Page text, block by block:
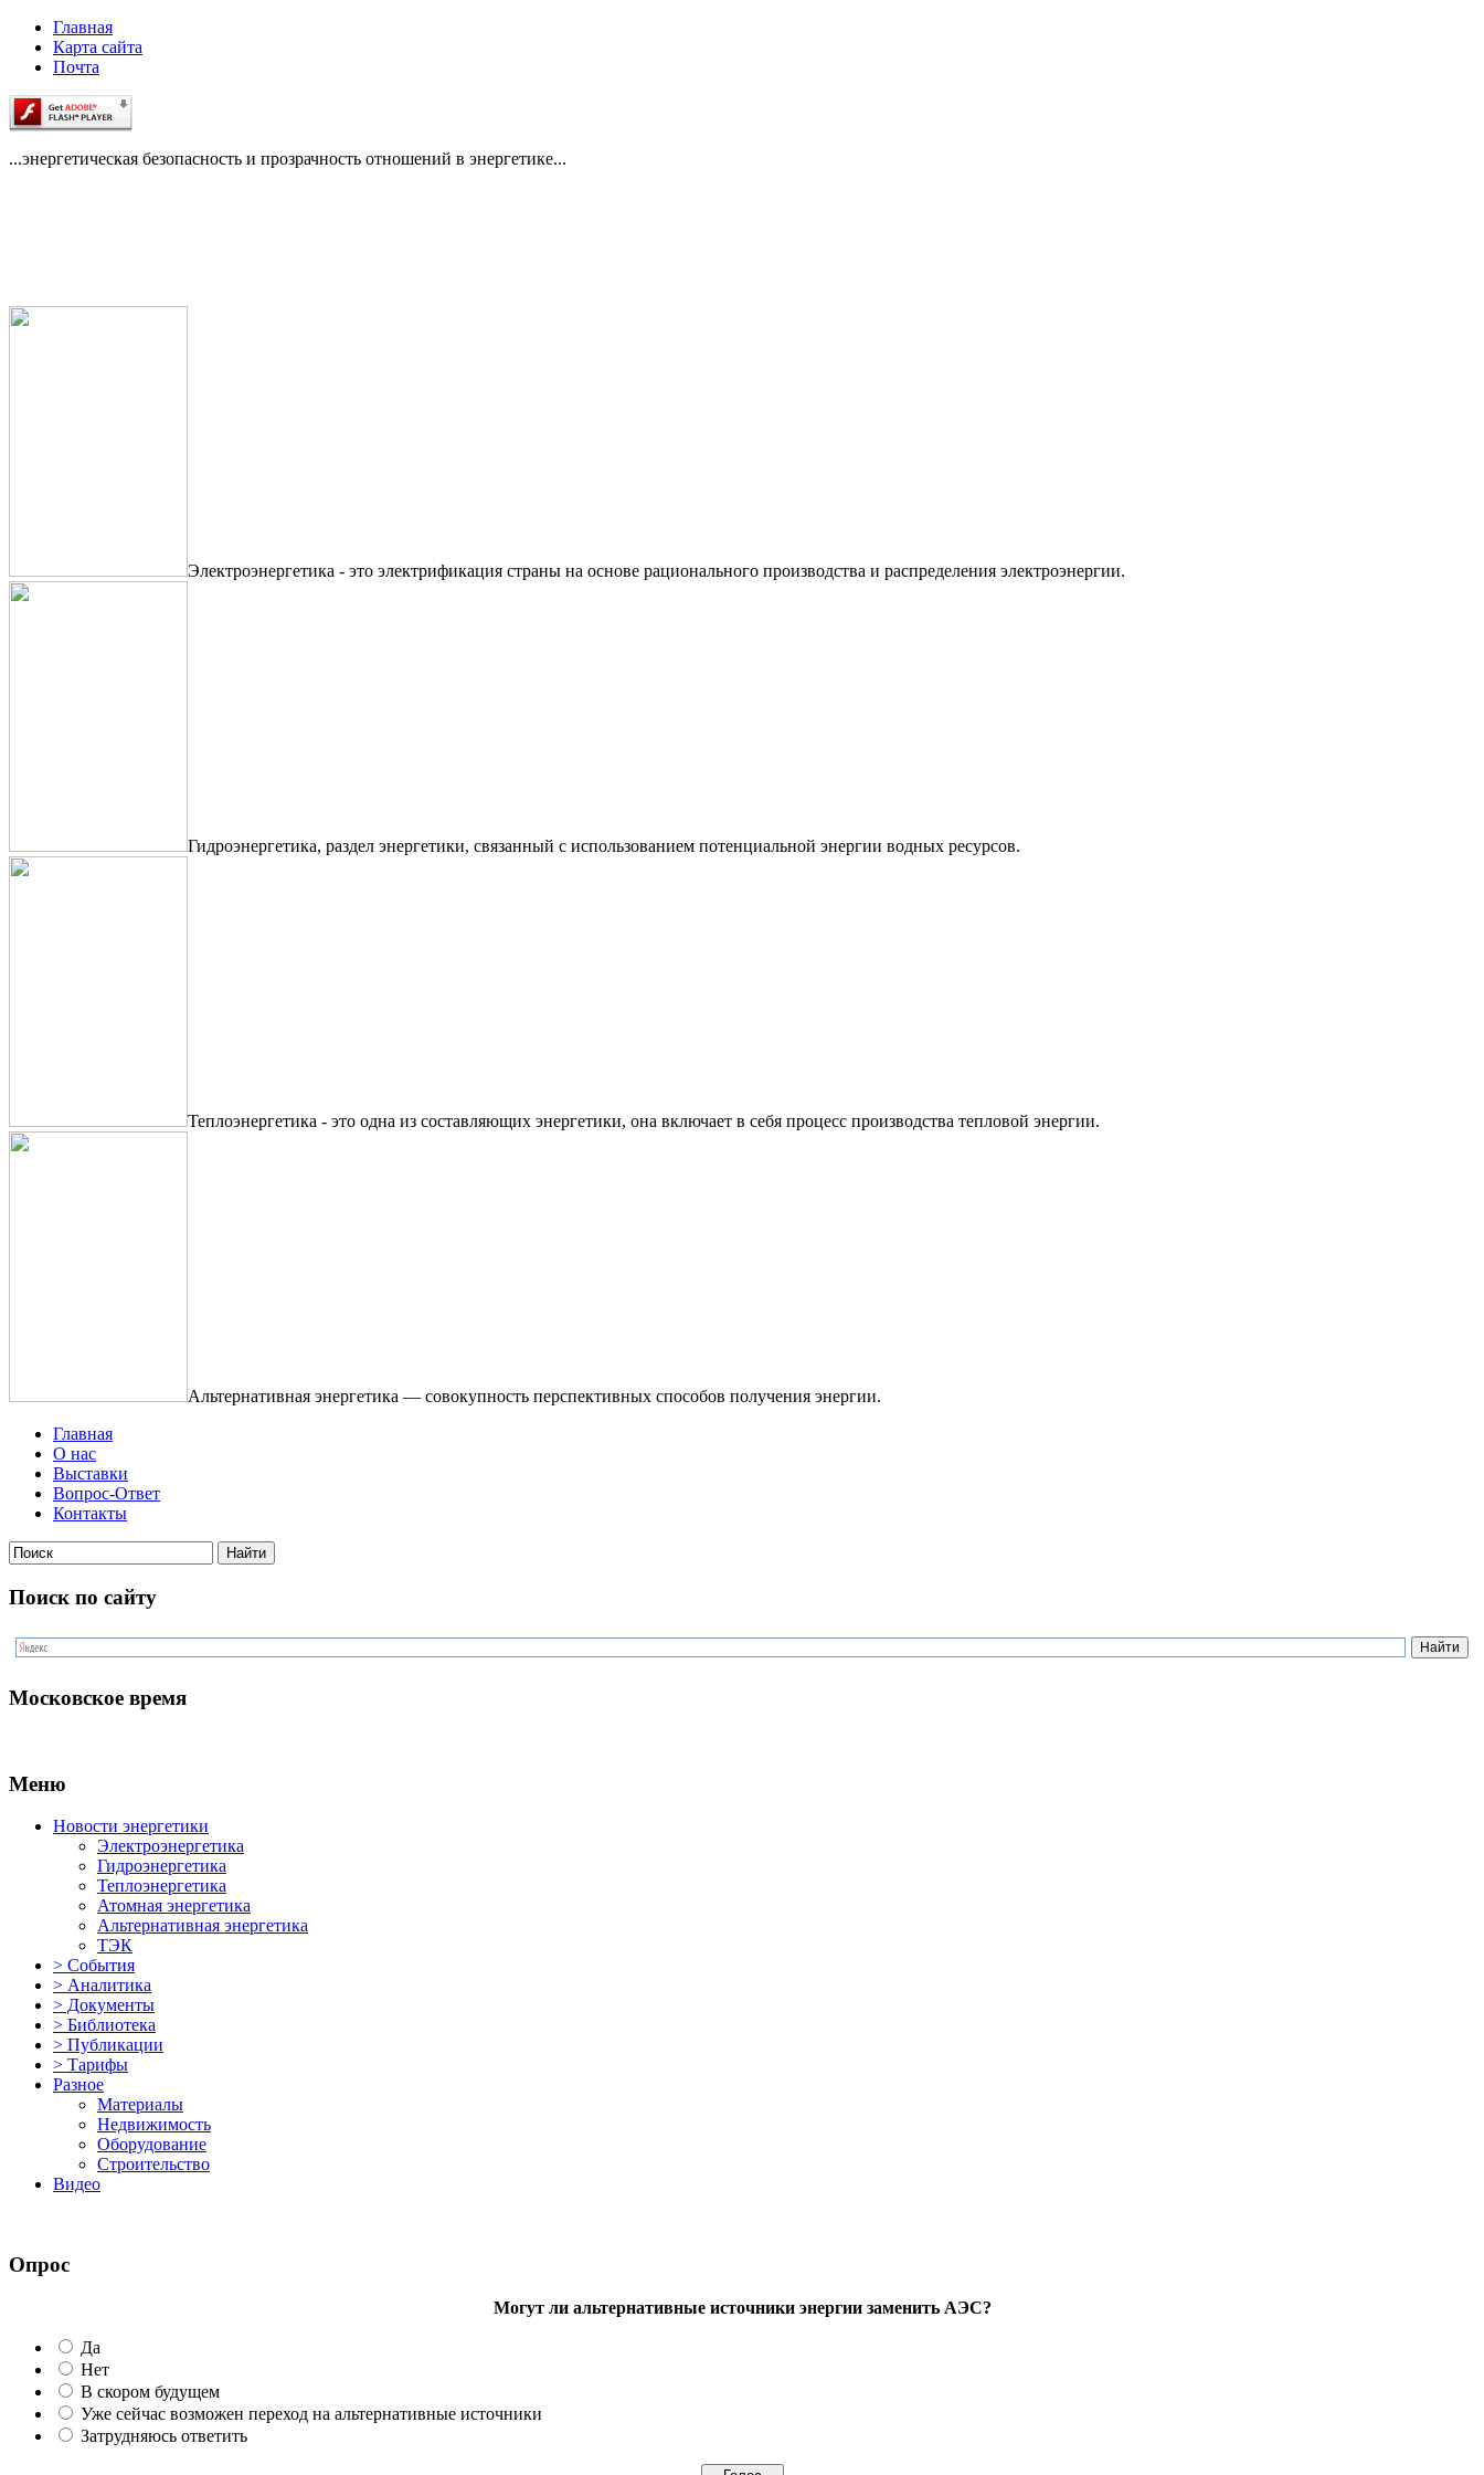
Главная
Карта сайта
Почта
...энергетическая безопасность и прозрачность отношений в энергетике...
Электроэнергетика - это электрификация страны на основе рационального производства и распределения электроэнергии.
Гидроэнергетика, раздел энергетики, связанный с использованием потенциальной энергии водных ресурсов.
Теплоэнергетика - это одна из составляющих энергетики, она включает в себя процесс производства тепловой энергии.
Альтернативная энергетика — совокупность перспективных способов получения энергии.
Главная
О нас
Выставки
Вопрос-Ответ
Контакты
Поиск по сайту
Московское время
Меню
Новости энергетики
Электроэнергетика
Гидроэнергетика
Теплоэнергетика
Атомная энергетика
Альтернативная энергетика
ТЭК
> События
> Аналитика
> Документы
> Библиотека
> Публикации
> Тарифы
Разное
Материалы
Недвижимость
Оборудование
Строительство
Видео
Опрос
Могут ли альтернативные источники энергии заменить АЭС?
Да
Нет
В скором будущем
Уже сейчас возможен переход на альтернативные источники
Затрудняюсь ответить